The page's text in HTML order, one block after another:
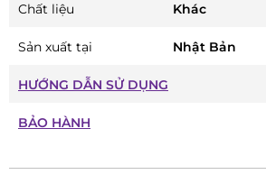
Chất liệu Khác
Sản xuất tại Nhật Bản
HƯỚNG DẪN SỬ DỤNG
BẢO HÀNH